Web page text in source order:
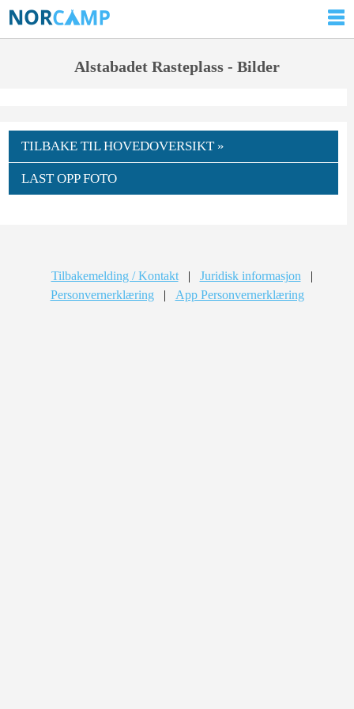
Alstabadet Rasteplass - Bilder
TILBAKE TIL HOVEDOVERSIKT »
LAST OPP FOTO
Tilbakemelding / Kontakt | Juridisk informasjon
|
Personvernerklæring
| App Personvernerklæring